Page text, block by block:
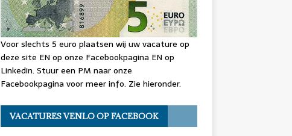
Voor slechts 5 euro plaatsen wij uw vacature op
deze site EN op onze Facebookpagina EN op
Linkedin. Stuur een PM naar onze
Facebookpagina voor meer info. Zie hieronder.
VACATURES VENLO OP FACEBOOK